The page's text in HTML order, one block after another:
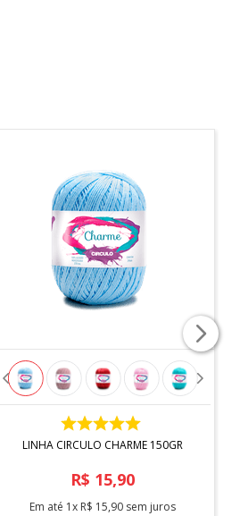
COMPRAR
LINHA CIRCULO CHARME 150GR
R$ 15,90
Em até 1x R$ 15,90 sem juros